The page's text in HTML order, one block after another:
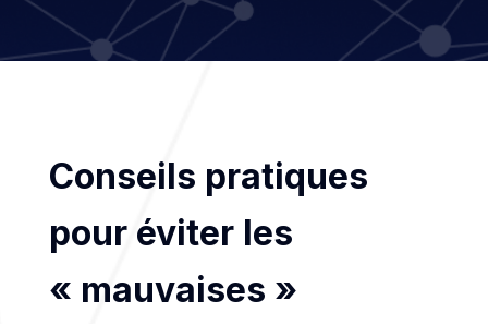
Conseils pratiques
pour éviter les
« mauvaises »